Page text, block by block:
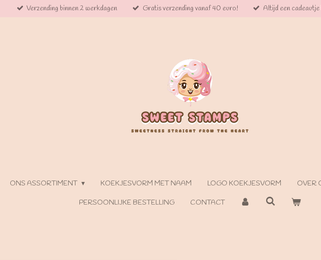
Verzending binnen 2 werkdagen Gratis verzending vanaf 40 euro! Altijd een
ONS ASSORTIMENT KOEKJESVORM MET NAAM LOGO KOEKJESVORM OVER
PERSOONLIJKE BESTELLING CONTACT